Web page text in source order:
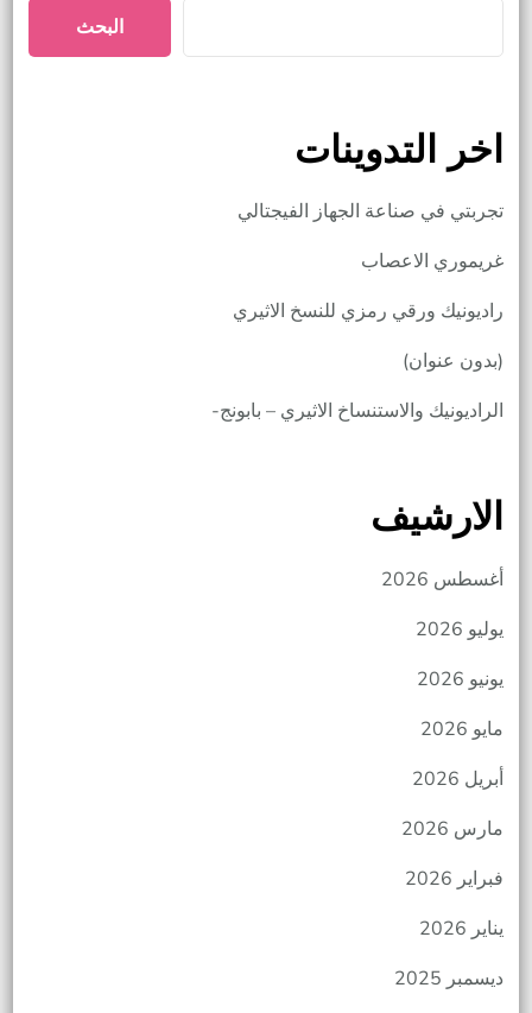
البحث
اخر التدوينات
تجربتي في صناعة الجهاز الفيجتالي
غريموري الاعصاب
راديونيك ورقي رمزي للنسخ الاثيري
(بدون عنوان)
الراديونيك والاستنساخ الاثيري – بابونج-
الارشيف
أغسطس 2026
يوليو 2026
يونيو 2026
مايو 2026
أبريل 2026
مارس 2026
فبراير 2026
يناير 2026
ديسمبر 2025